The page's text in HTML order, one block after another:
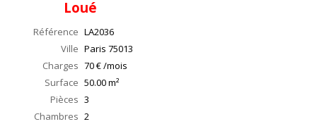
Loué
Référence LA2036
Ville Paris 75013
Charges 70 € /mois
Surface 50.00m²
Pièces 3
Chambres 2